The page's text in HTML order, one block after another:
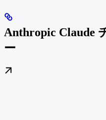
Anthropic Claude
ー